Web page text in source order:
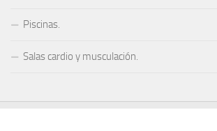
Piscinas.
Salas cardio y musculación.